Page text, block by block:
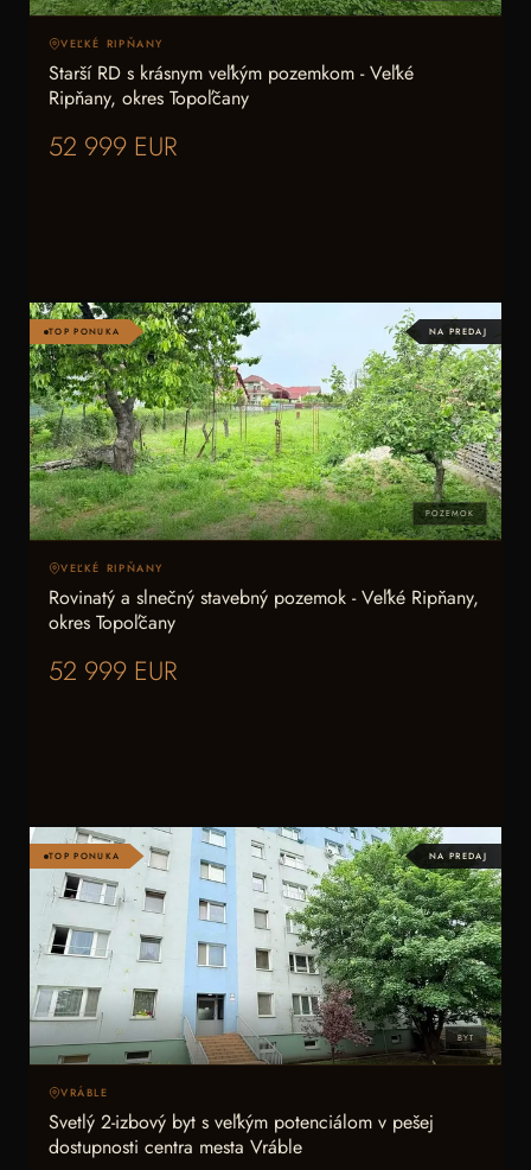
VEĽKÉ RIPŇANY
Starší RD s krásnym veľkým pozemkom - Veľké
Ripňany, okres Topoľčany
52 999 EUR
TOP PONUKA NA PREDAJ
POZEMOK
VEĽKÉ RIPŇANY
Rovinatý a slnečný stavebný pozemok - Veľké Ripňany,
okres Topoľčany
52 999 EUR
TOP PONUKA NA PREDAJ
BYT
VRÁBLE
Svetlý 2-izbový byt s veľkým potenciálom v pešej
dostupnosti centra mesta Vráble